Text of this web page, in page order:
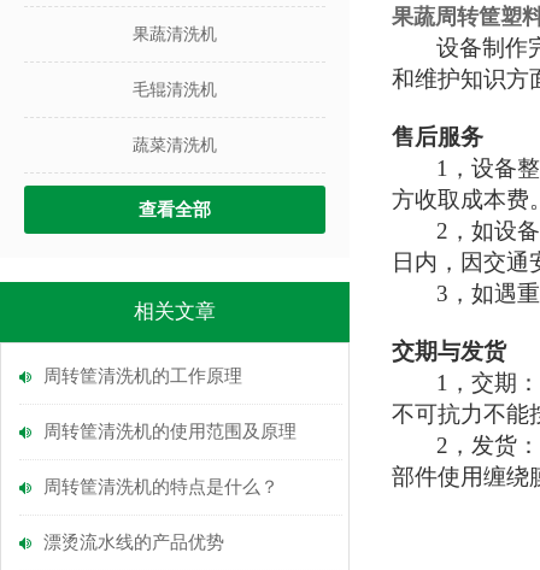
果蔬清洗机
毛辊清洗机
蔬菜清洗机
查看全部
相关文章
周转筐清洗机的工作原理
周转筐清洗机的使用范围及原理
周转筐清洗机的特点是什么？
漂烫流水线的产品优势
果蔬周转筐塑
设备制作
和维护知识方
售后服务
1，设备
方收取成本费
2，如设
日 内， 因交通
3，如遇
交期与发货
1，交期
不可抗力不能
2， 发货：
部件使用缠绕